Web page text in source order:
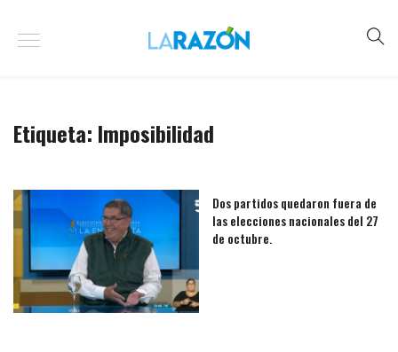
Etiqueta: Imposibilidad
Dos partidos quedaron fuera de
las elecciones nacionales del 27
de octubre.